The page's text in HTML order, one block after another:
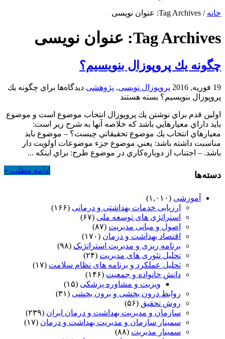
خانه / Tag Archives: عنوان نویسی
Tag Archives: عنوان نویسی
چگونه يك پروپوزال بنويسيم؟
19 فوریه, 2016 پروپوزال نویسی, پژوهشی دیدگاه‌ها برای چگونه يك
پروپوزال بنويسيم؟ بسته هستند
اولين قدم براي نوشتن يك پروپوزال انتخاب موضوع است و موضوع
بايد داراي معيارهايي باشد كه خلاصه آنها به شرح زير است:
معيارهاي انتخاب يك موضوع تحقيقاتي چيست؟ – موضوع بايد
مناسبت داشته باشد: يعني موضوع جزء موضوعات اولويت دار
باشد. – اجتناب از دوباره‌كاري در موضوع طرح: براي اينكه ...
ادامه مطلب » دسته‌ها
آموزشی (۱,۰۱۰)
ارزیابی خدمات بهداشتی و درمانی (۱۶۶)
استراتژی های توسعه ملی (۶۷)
اصول و مبانی مدیریت (۸۷)
اقتصاد بهداشت و درمان (۱۷۰)
برنامه ریزی و مدیریت استراتژیک (۹۸)
تحلیل تئوری های مدیریت (۲۴)
تحلیل عملکرد و برنامه های نظام سلامت (۱۷)
دانش خانواده و جمعیت (۱۴۶)
ویزیت و مشاوره پزشکی (۱۵)
روابط درون بخشی و برون بخشی (۳۱)
روش تحقیق (۵۶)
سازمان و مدیریت بهداشت و درمان ایران (۲۳۹)
سمینار سازمان و مدیریت بهداشت و درمان (۱۷)
سمینار مدیریت (۸۸)